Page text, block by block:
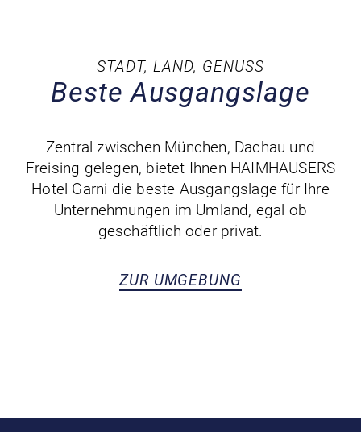
STADT, LAND, GENUSS
Beste Ausgangslage
Zentral zwischen München, Dachau und
Freising gelegen, bietet Ihnen HAIMHAUSERS
Hotel Garni die beste Ausgangslage für Ihre
Unternehmungen im Umland, egal ob
geschäftlich oder privat.
ZUR UMGEBUNG